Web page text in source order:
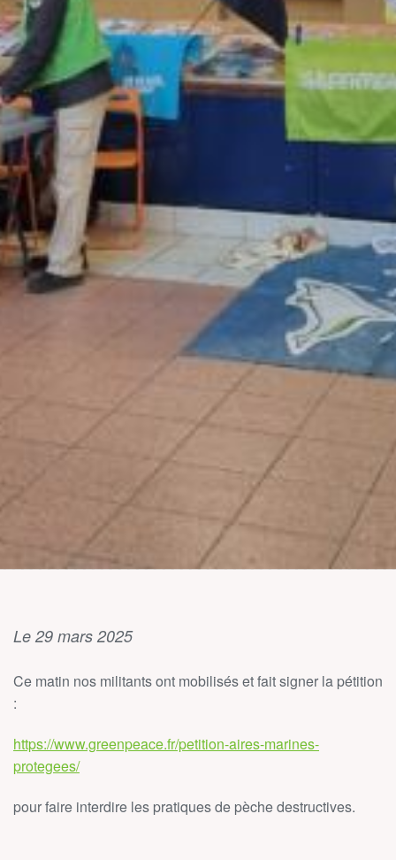
Le 29 mars 2025
Ce matin nos militants ont mobilisés et fait signer la pétition
:
https://www.greenpeace.fr/petition-aires-marines-
protegees/
pour faire interdire les pratiques de pèche destructives.